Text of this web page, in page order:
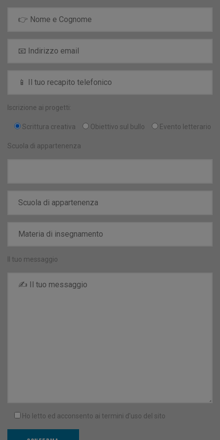
Iscrizione ai progetti:
Scrittura creativa Obiettivo sul bullo Evento letterario
Scuola di appartenenza
Il tuo messaggio
Ho letto ed acconsento ai termini d'uso del sito